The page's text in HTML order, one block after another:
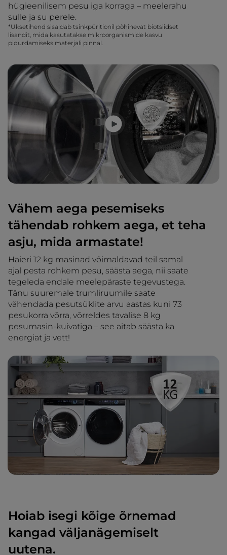
hügieenilisem pesu iga korraga – meelerahu
sulle ja su perele.
*Uksetihend sisaldab tsinkpüritionil põhinevat biotsiidset
lisandit, mida kasutatakse mikroorganismide kasvu
pidurdamiseks materjali pinnal.
Vähem aega pesemiseks
tähendab rohkem aega, et teha
asju, mida armastate!
Haieri 12 kg masinad võimaldavad teil samal
ajal pesta rohkem pesu, säästa aega, nii saate
tegeleda endale meelepäraste tegevustega.
Tänu suuremale trumliruumile saate
vähendada pesutsüklite arvu aastas kuni 73
pesukorra võrra, võrreldes tavalise 8 kg
pesumasin-kuivatiga – see aitab säästa ka
energiat ja vett!
Hoiab isegi kõige õrnemad
kangad väljanägemiselt
uutena.